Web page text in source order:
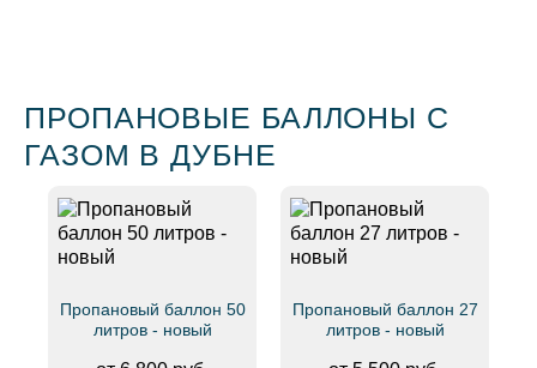
ПРОПАНОВЫЕ БАЛЛОНЫ С
ГАЗОМ В ДУБНЕ
Пропановый баллон 50
литров - новый
Пропановый баллон 27
литров - новый